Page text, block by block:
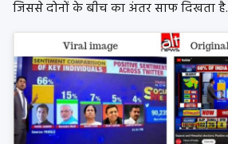
जिससे दोनों के बीच का अंतर साफ दिखता है.